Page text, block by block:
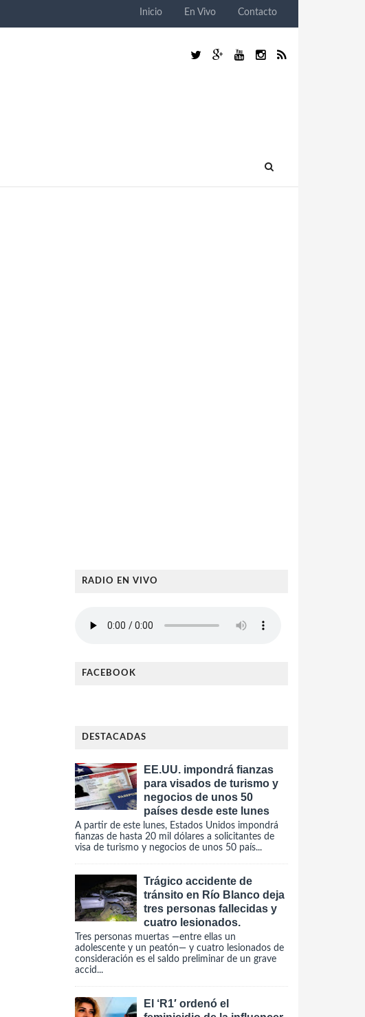
Inicio En Vivo Contacto
RADIO EN VIVO
FACEBOOK
DESTACADAS
EE.UU. impondrá fianzas
para visados de turismo y
negocios de unos 50
países desde este lunes
A partir de este lunes, Estados Unidos impondrá
fianzas de hasta 20 mil dólares a solicitantes de
visa de turismo y negocios de unos 50 país...
Trágico accidente de
tránsito en Río Blanco deja
tres personas fallecidas y
cuatro lesionados.
Tres personas muertas —entre ellas un
adolescente y un peatón— y cuatro lesionados de
consideración es el saldo preliminar de un grave
accid...
El ‘R1′ ordenó el